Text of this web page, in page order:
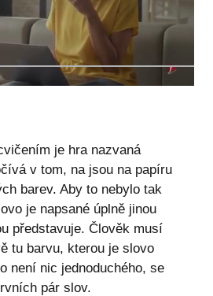
je hra nazvaná
v tom, na jsou na papíru
barev. Aby to nebylo tak
je napsané úplně jinou
představuje. Člověk musí
tu barvu, kterou je slovo
není nic jednoduchého, se
pár slov.